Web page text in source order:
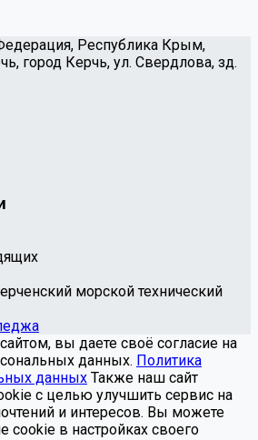
Республика Крым,
город Керчь, ул. Свердлова, зд.
морской технический
вы даете своё согласие на
данных. Политика
данных Также наш сайт
с целью улучшить сервис на
и интересов. Вы можете
cookie в настройках своего